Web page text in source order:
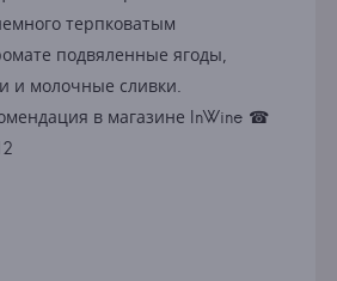
терпковатым
подвяленные ягоды,
и молочные сливки.
в магазине InWine ☎